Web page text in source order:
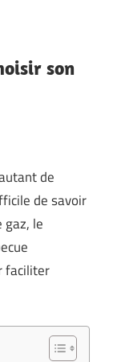
son
de
de savoir
gaz, le
faciliter